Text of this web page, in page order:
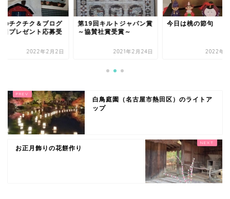
のチクチク＆ブログ
日プレゼント応募受
2022年2月2日
第19回キルトジャパン賞
～協賛社賞受賞～
2021年2月24日
今日は桃の節句
2022年3
白鳥庭園（名古屋市熱田区）のライトア
ップ
お正月飾りの花餅作り